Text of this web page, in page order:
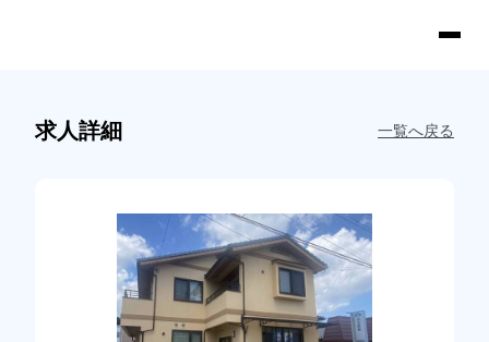
求人詳細 一覧へ戻る